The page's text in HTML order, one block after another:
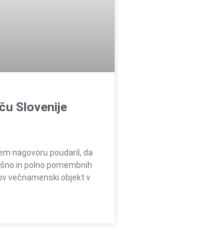
Slovenije
nagovoru poudaril, da
in polno pomembnih
večnamenski objekt v